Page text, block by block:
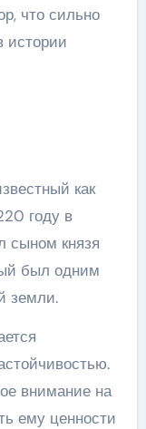
что сильно
истории
как
году в
сыном князя
был одним
земли.
внимание на
ему ценности